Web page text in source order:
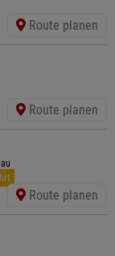
Route planen
Route planen
Route planen